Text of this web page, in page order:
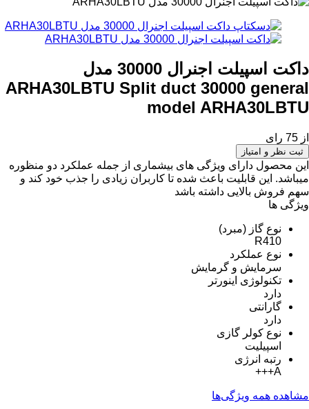
داکت اسپیلت اجنرال 30000 مدل
ARHA30LBTU Split duct 30000 general
model ARHA30LBTU
از 75 رای
ثبت نظر و امتیاز
این محصول دارای ویژگی های بیشماری از جمله عملکرد دو منظوره
میباشد. این قابلیت باعث شده تا کاربران زیادی را جذب خود کند و
سهم فروش بالایی داشته باشد
ویژگی ها
نوع گاز (مبرد)
R410
نوع عملکرد
سرمایش و گرمایش
تکنولوژی اینورتر
دارد
گارانتی
دارد
نوع کولر گازی
اسپیلیت
رتبه انرژی
A+++
مشاهده همه ویژگی‌ها